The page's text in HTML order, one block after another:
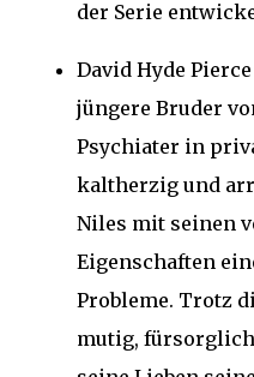
der Serie
David Hyde
jüngere Bruder
Psychiater in
kaltherzig und
Niles mit seinen
Eigenschaften
Probleme. Trotz
mutig,